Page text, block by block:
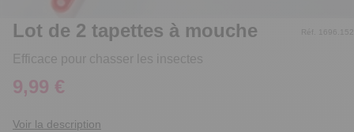
Lot de 2 tapettes à mouche
Efficace pour chasser les insectes
Réf. 1696.152
9,99 €
Voir la description